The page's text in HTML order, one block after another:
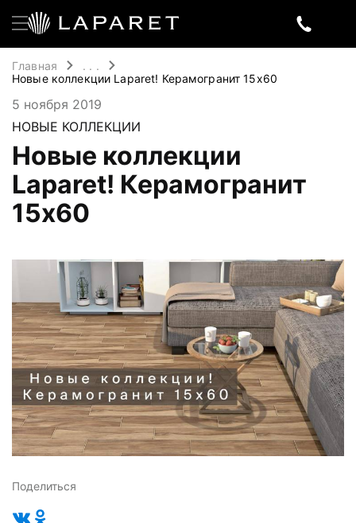
Главная
. . .
Новые коллекции Laparet! Керамогранит 15х60
5 ноября 2019
НОВЫЕ КОЛЛЕКЦИИ
Новые коллекции
Laparet! Керамогранит
15х60
Поделиться